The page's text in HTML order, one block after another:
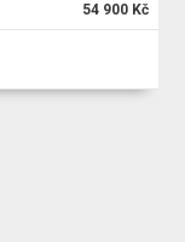
54 900 Kč